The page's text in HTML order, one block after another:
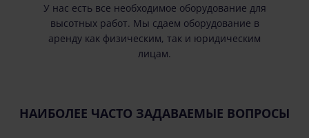
У нас есть все необходимое оборудование для
высотных работ. Мы сдаем оборудование в
аренду как физическим, так и юридическим
лицам.
НАИБОЛЕЕ ЧАСТО ЗАДАВАЕМЫЕ ВОПРОСЫ